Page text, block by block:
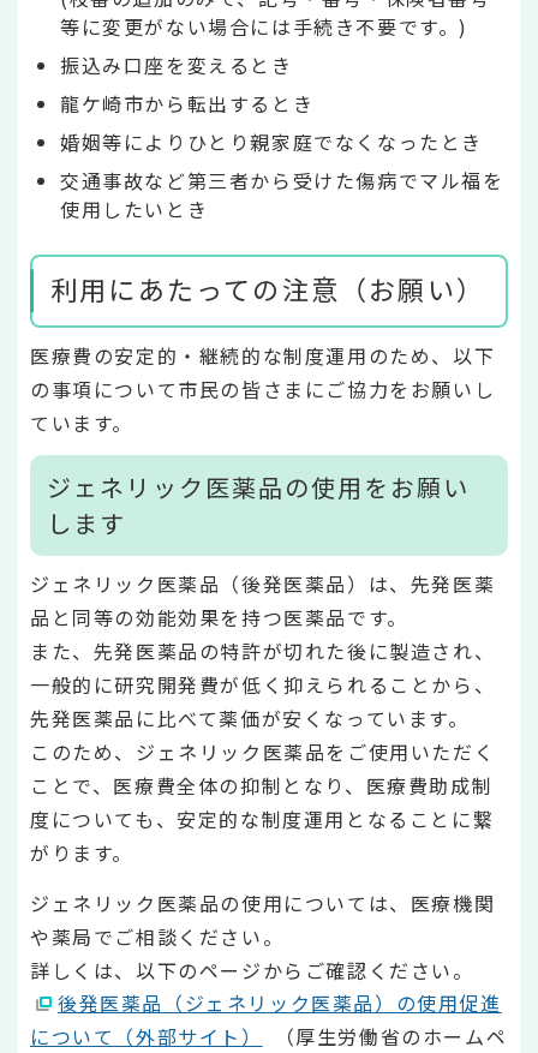
等に変更がない場合には手続き不要です。)
振込み口座を変えるとき
龍ケ崎市から転出するとき
婚姻等によりひとり親家庭でなくなったとき
交通事故など第三者から受けた傷病でマル福を
使用したいとき
利用にあたっての注意（お願い）
医療費の安定的・継続的な制度運用のため、以下
の事項について市民の皆さまにご協力をお願いし
ています。
ジェネリック医薬品の使用をお願い
します
ジェネリック医薬品（後発医薬品）は、先発医薬
品と同等の効能効果を持つ医薬品です。
また、先発医薬品の特許が切れた後に製造され、
一般的に研究開発費が低く抑えられることから、
先発医薬品に比べて薬価が安くなっています。
このため、ジェネリック医薬品をご使用いただく
ことで、医療費全体の抑制となり、医療費助成制
度についても、安定的な制度運用となることに繋
がります。
ジェネリック医薬品の使用については、医療機関
や薬局でご相談ください。
詳しくは、以下のページからご確認ください。
後発医薬品（ジェネリック医薬品）の使用促進
について（外部サイト）
（厚生労働省のホームペ